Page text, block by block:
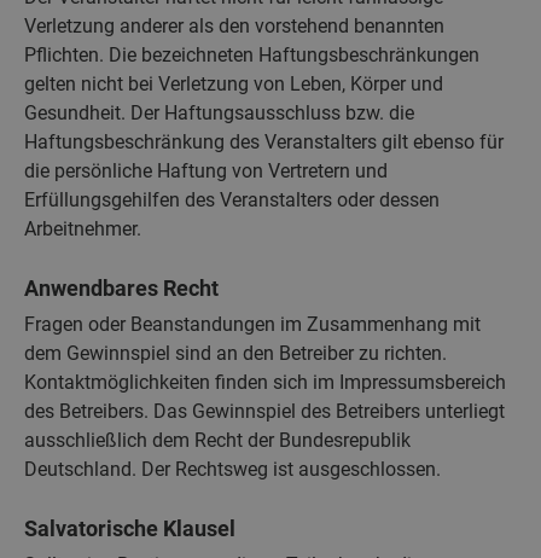
Verletzung anderer als den vorstehend benannten
Pflichten. Die bezeichneten Haftungsbeschränkungen
gelten nicht bei Verletzung von Leben, Körper und
Gesundheit. Der Haftungsausschluss bzw. die
Haftungsbeschränkung des Veranstalters gilt ebenso für
die persönliche Haftung von Vertretern und
Erfüllungsgehilfen des Veranstalters oder dessen
Arbeitnehmer.
Anwendbares Recht
Fragen oder Beanstandungen im Zusammenhang mit
dem Gewinnspiel sind an den Betreiber zu richten.
Kontaktmöglichkeiten finden sich im Impressumsbereich
des Betreibers. Das Gewinnspiel des Betreibers unterliegt
ausschließlich dem Recht der Bundesrepublik
Deutschland. Der Rechtsweg ist ausgeschlossen.
Salvatorische Klausel